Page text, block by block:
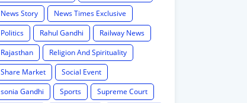
News Story
News Times Exclusive
Politics
Rahul Gandhi
Railway News
Rajasthan
Religion And Spirituality
Share Market
Social Event
sonia Gandhi
Sports
Supreme Court